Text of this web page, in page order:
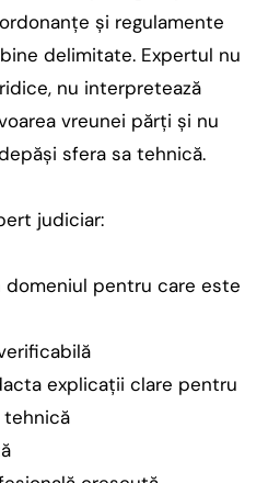
și regulamente
delimitate. Expertul nu
nu interpretează
vreunei părți și nu
sfera sa tehnică.
judiciar:
domeniul pentru care este
explicații clare pentru
tehnică